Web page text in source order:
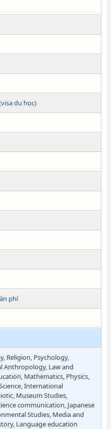
du học)
phí
Religion, Psychology,
Anthropology, Law and
Mathematics, Physics,
International
Museum Studies,
communication, Japanese
Studies, Media and
Language education